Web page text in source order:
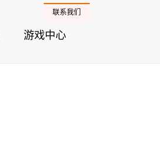
游戏中心
联系我们